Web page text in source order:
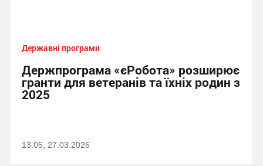
Державні програми
Держпрограма «єРобота» розширює
гранти для ветеранів та їхніх родин з
2025
13:05, 27.03.2026